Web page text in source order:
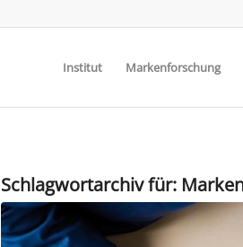
Institut Markenforschung
Schlagwortarchiv für: